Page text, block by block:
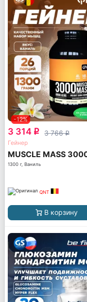
-12%
3 314 q 3 766q
Гейнер
MUSCLE MASS
1300 г, Ваниль
QNT
В корзину